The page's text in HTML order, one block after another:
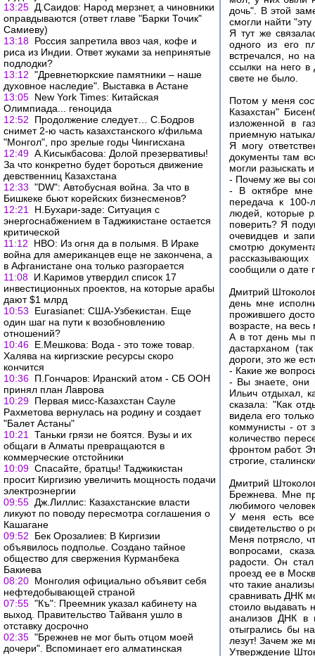
13:25 Д.Саидов: Народ мерзнет, а чиновники
оправдываются (ответ главе "Барки Точик"
Самиеву)
13:18 Россия запретила ввоз чая, кофе и
риса из Индии. Ответ жуками за непринятые
подлодки?
13:12 "Древнетюркские памятники – наше
духовное наследие". Выставка в Астане
13:05 New York Times: Китайская
Олимпиада... геноцида
12:52
Продолжение следует… С.Бодров
снимет 2-ю часть казахстанского к/фильма
"Монгол", про зрелые годы Чингисхана
12:49 А.Кисыкбасова: Долой презервативы!
За что конкретно будет бороться движение
девственниц Казахстана
12:33 "DW": Автобусная война. За что в
Бишкеке бьют корейских бизнесменов?
12:21
Н.Бухари-заде: Ситуация с
энергоснабжением в Таджикистане остается
критической
11:12
НВО: Из огня да в полымя. В Ираке
война для американцев еще не закончена, а
в Афганистане она только разгорается
11:08 И.Каримов утвердил список 17
инвестиционных проектов, на которые арабы
дают $1 млрд
10:53
Eurasianet: США-Узбекистан. Еще
один шаг на пути к возобновлению
отношений?
10:46 Е.Мешкова: Вода - это тоже товар.
Халява на киргизские ресурсы скоро
кончится
10:36 П.Гончаров: Иранский атом - СБ ООН
принял план Лаврова
10:29 Первая мисс-Казахстан Сауле
Рахметова вернулась на родину и создает
"Балет Астаны"
10:21
Таньки грязи не боятся. Вузы и их
общаги в Алматы превращаются в
коммерческие отстойники
10:09 Спасайте, братцы! Таджикистан
просит Киргизию увеличить мощность подачи
электроэнергии
09:55 Дж.Лиллис: Казахстанские власти
ликуют по поводу пересмотра соглашения о
Кашагане
09:52
Бек Орозалиев: В Киргизии
объявилось подполье. Создано тайное
общество для свержения Курманбека
Бакиева
08:20 Монголия официально объявит себя
нефтедобывающей страной
07:55 "Къ": Преемник указал кабинету на
выход. Правительство Тайваня ушло в
отставку досрочно
02:35 "Брежнев не мог быть отцом моей
дочери". Вспоминает его алматинская
дочь". В этой
смогли найти
Я тут же
одного из его
встречался, но
ссылки на него
свете не было.
Потом у меня
Казахстан"
изложенной в
приемную
Я могу
документы там
могли разыскать
- Почему же вы
- В октябре мне
передача к
людей, которые
поверить? Я
очевидцев и
смотрю
сообщили о дате
Дмитрий
день мне
прожившего
возрасте, на
А в тот день мы
дастарханом
дороги, это же
- Какие же
- Вы знаете, они
Ильич отдыхал,
сказала: "Как
видела его
коммунисты - от
количество
фронтом работ.
строгие,
Дмитрий
Брежнева. Мне
любимого
У меня есть все
свидетельство о
Меня потрясло,
вопросами,
радости. Он
проезд ее в
что такие
сравнивать ДНК
стоило выдавать
анализов ДНК в
отыгрались бы
лезут! Зачем же
Утверждение